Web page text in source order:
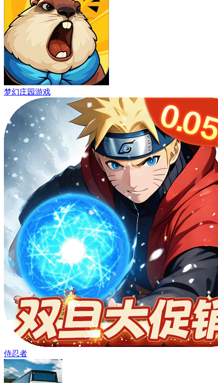
梦幻庄园游戏
侍忍者